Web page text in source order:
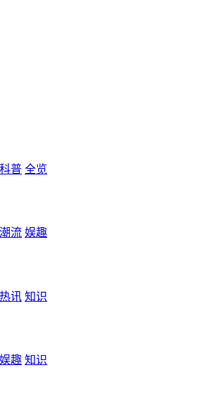
科普 全览
潮流 娱趣
热讯 知识
娱趣 知识